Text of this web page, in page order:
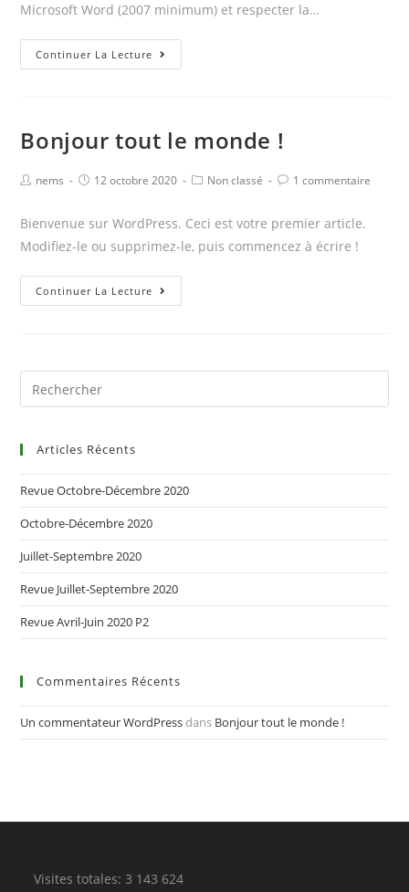
Microsoft Word (2007 minimum) et respecter la…
Continuer La Lecture
de
Bonjour tout le monde !
Postnems
Post12 octobre 2020
PostNon classé
Post1 commentaire
Bienvenue sur WordPress. Ceci est votre premier article.
Modifiez-le ou supprimez-le, puis commencez à écrire !
Continuer La Lecture
tout
Search
for:
Articles Récents
Revue Octobre-Décembre 2020
Octobre-Décembre 2020
Juillet-Septembre 2020
Revue Juillet-Septembre 2020
Revue Avril-Juin 2020 P2
Commentaires Récents
Un commentateur WordPressdans Bonjour tout le monde !
Visites totales: 3 143 624